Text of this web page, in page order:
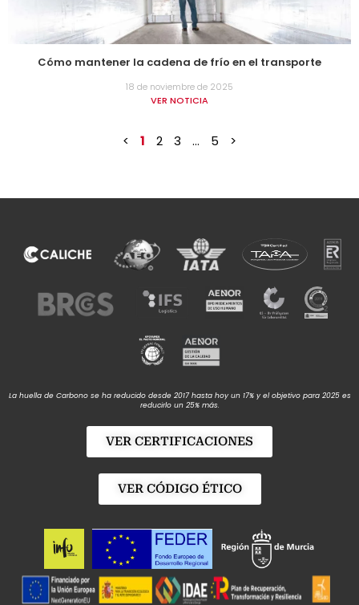
Cómo mantener la cadena de frío en el transporte
18 de noviembre de 2025
VER NOTICIA
< 1 2 3 … 5 >
La huella de Carbono se ha reducido desde 2017 hasta hoy un 17% y el objetivo para 2025 es
reducirlo un 25% más.
VER CERTIFICACIONES
VER CÓDIGO ÉTICO